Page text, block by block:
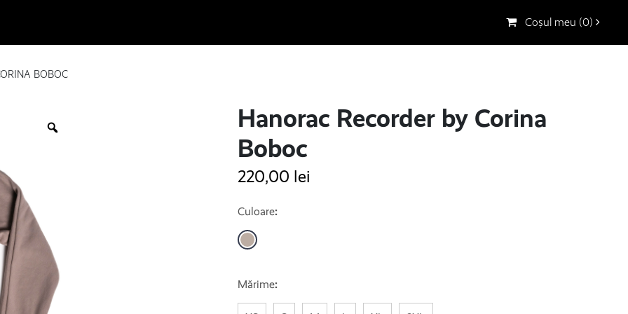
Coșul meu (0)
BOBOC
Hanorac Recorder by Corina
Boboc
220,00 lei
Culoare:
Mărime: